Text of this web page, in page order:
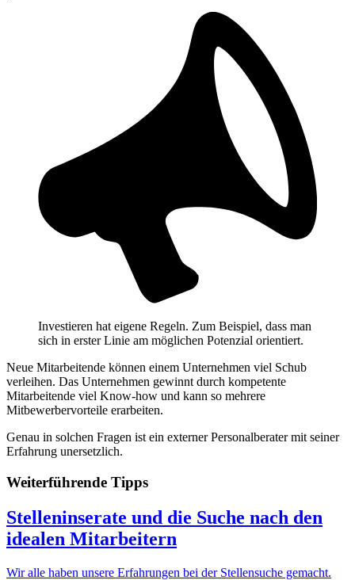
Investieren hat eigene Regeln. Zum Beispiel, dass man
sich in erster Linie am möglichen Potenzial orientiert.
Neue Mitarbeitende können einem Unternehmen viel Schub
verleihen. Das Unternehmen gewinnt durch kompetente
Mitarbeitende viel Know-how und kann so mehrere
Mitbewerbervorteile erarbeiten.
Genau in solchen Fragen ist ein externer Personalberater mit seiner
Erfahrung unersetzlich.
Weiterführende Tipps
Stelleninserate und die Suche nach den
idealen Mitarbeitern
Wir alle haben unsere Erfahrungen bei der Stellensuche gemacht.